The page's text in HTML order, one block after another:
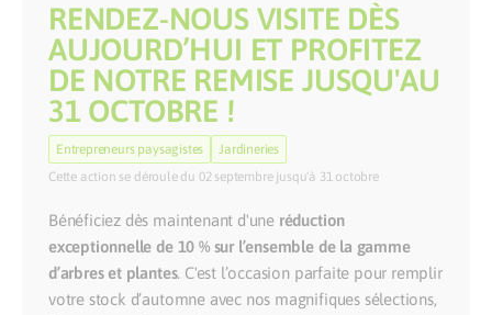
RENDEZ-NOUS VISITE DÈS
AUJOURD’HUI ET PROFITEZ
DE NOTRE REMISE JUSQU'AU
31 OCTOBRE !
Entrepreneurs paysagistes
Jardineries
Cette action se déroule du 02 septembre jusqu'à 31 octobre
Bénéficiez dès maintenant d'une réduction
exceptionnelle de 10 % sur l’ensemble de la gamme
d’arbres et plantes. C'est l’occasion parfaite pour remplir
votre stock d’automne avec nos magnifiques sélections,